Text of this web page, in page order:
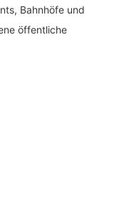
Bahnhöfe und
öffentliche